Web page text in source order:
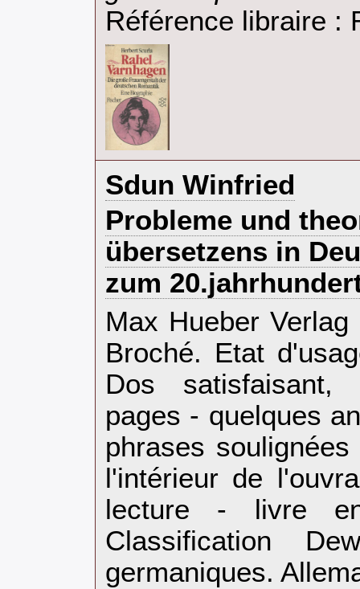
Référence libraire :
‎Sdun Winfried‎
‎Probleme und
übersetzens in
zum
‎Max Hueber
Broché. Etat
Dos
pages - quelques
phrases
l'intérieur de
lecture - livre
Classification
germaniques.